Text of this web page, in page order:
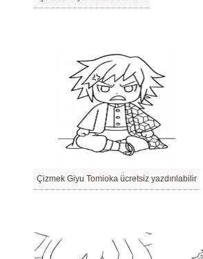
Çizmek Giyu Tomioka ücretsiz yazdırılabilir